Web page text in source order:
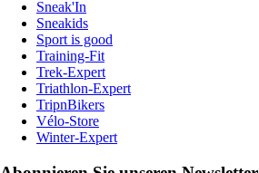
Sneak'In
Sneakids
Sport is good
Training-Fit
Trek-Expert
Triathlon-Expert
TripnBikers
Vélo-Store
Winter-Expert